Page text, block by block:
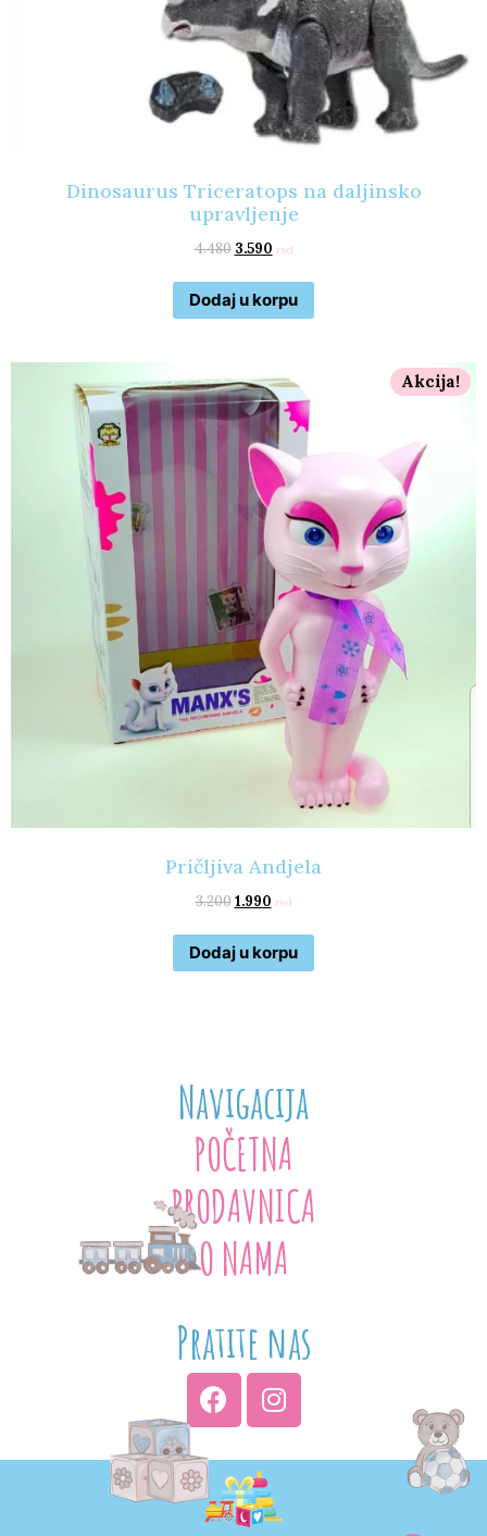
Dinosaurus Triceratops na daljinsko
upravljenje
4.480 3.590 rsd
Dodaj u korpu
Akcija!
Pričljiva Andjela
3.200 1.990 rsd
Dodaj u korpu
Navigacija
POČETNA
PRODAVNICA
O NAMA
Pratite nas